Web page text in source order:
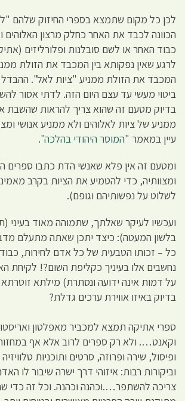
לכן כל מקום שתמצא בספרי החיזוק שלהם
הכוונה לכבד את האחר כחלק מרצון האלוהים
כבוד האחר או לשם סובלנות ופלורליזים
לרגע שאין נפקותא בין המכבד את הזולת
המכבד את הזולת ממניע "ציות לאל". ההבדל
ביטוי מעשי עד עצם היום הזה. לדתי אסור
בדיוק מטעם זה שהוא צריך להראות שהשבת
ממניע של ציות לאלוהים ולא ממניע אנושי
עיין במאמר "המוסר היהודי בהלכה".
ומטעם זה אין פלא שאנשי הדת כתבו ספרים
ומצוותיה, כדי להטמיע את הציות בקרב
לשלוט על נפשותיהם וגופם).
ועכשיו לעיקר שאלתך, שתמוהה מאוד בעיני
בלשון המעטה): כיצד יתכן שאתה מתעלם
כל – זכותו הטבעית של כל אדם לחירות, כבוד
נחשבים אלו בעיניך כקליפת השום?! לקיחת
על דמות אינה ידועה ונסתרת) מילתא זוטרתא
בדיוק באיזו אווירת ערכים גדלת?
ספרי אתיקה תמצא למכביר מאפלטון
וקאנט…. ולא רק ספרים לרוב אלא אף במחזות
ופיסול, שירה ופרוזה, סרטים ותוכניות
וביקורות רבות: איזוהי דרך ישרה שיבור לו
צריכה להשתפר….וכהנה וכהנה. וכל זה כדי